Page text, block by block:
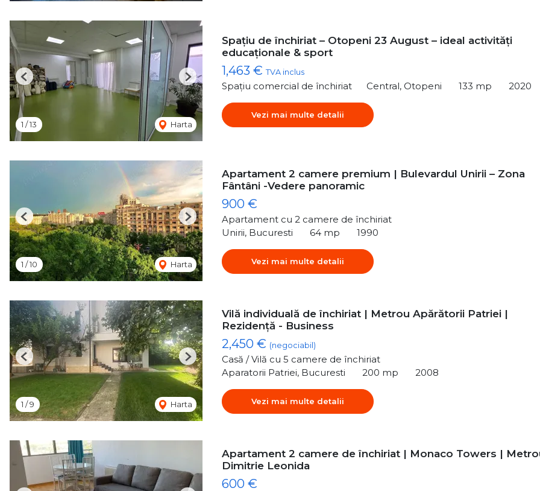
1 /13 Harta
Previous Next
Spațiu de închiriat – Otopeni 23 August – ideal activități
educaționale & sport
1,463 € TVA inclus
Spațiu comercial de închiriat Central, Otopeni 133 mp 2020
Vezi mai multe detalii
1 /10 Harta
Previous Next
Apartament 2 camere premium | Bulevardul Unirii – Zona
Fântâni -Vedere panoramic
900 €
Apartament cu 2 camere de închiriat
Unirii, Bucuresti
64 mp 1990
Vezi mai multe detalii
1 /9 Harta
Previous Next
Vilă individuală de închiriat | Metrou Apărătorii Patriei |
Rezidență - Business
2,450 € (negociabil)
Casă / Vilă cu 5 camere de închiriat
Aparatorii Patriei, Bucuresti
200 mp 2008
Vezi mai multe detalii
Apartament 2 camere de închiriat | Monaco Towers |
Dimitrie Leonida
600 €